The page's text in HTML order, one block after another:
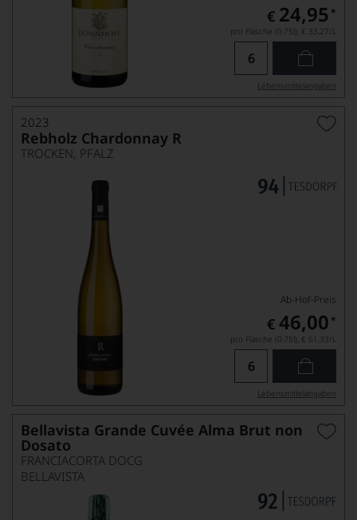
€ 24,95 *
pro Flasche (0.75l), € 33,27/L
Lebensmittel­angaben
2023
Rebholz Chardonnay R
TROCKEN, PFALZ
Ab-Hof-Preis
€ 46,00 *
pro Flasche (0.75l), € 61,33/L
Lebensmittel­angaben
Bellavista Grande Cuvée Alma Brut non
Dosato
FRANCIACORTA DOCG
BELLAVISTA